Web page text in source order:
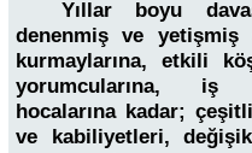
Yıllar boyu
denenmiş ve yetişmiş
kurmaylarına, etkili
yorumcularına, iş
hocalarına kadar;
ve kabiliyetleri,